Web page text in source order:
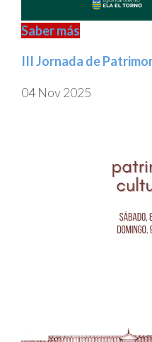
Saber más
III Jornada de
04 Nov 2025